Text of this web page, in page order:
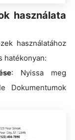
használata
használatához
hatékonyan:
: Nyissa meg
Dokumentumok